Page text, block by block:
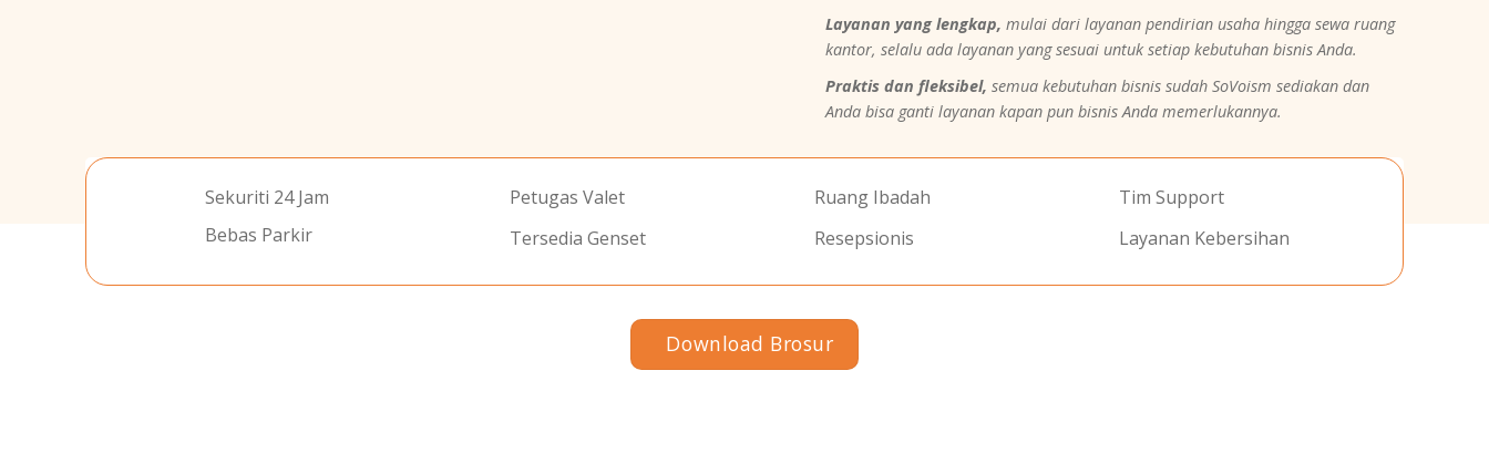
Layanan yang lengkap,mulai dari layanan pendirian usaha hingga sewa ruang
kantor, selalu ada layanan yang sesuai untuk setiap kebutuhan bisnis Anda.
Praktis dan fleksibel,semua kebutuhan bisnis sudah SoVoism sediakan dan
Anda bisa ganti layanan kapan pun bisnis Anda memerlukannya.
Sekuriti 24 Jam
Bebas Parkir
Petugas Valet
Tersedia Genset
Ruang Ibadah
Resepsionis
Tim Support
Layanan Kebersihan
Download Brosur